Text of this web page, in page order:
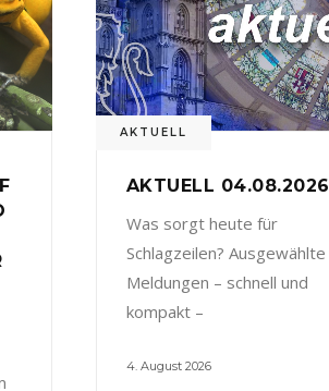
AKTUELL
AKTUELL 04.08.2026
Was sorgt heute für
Schlagzeilen? Ausgewählte
Meldungen – schnell und
kompakt –
4. August 2026